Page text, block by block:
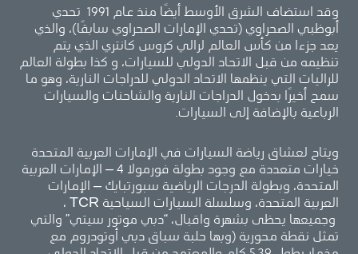
وقد استضاف الشرق الأوسط أيضًا منذ عام 1991 تحدي
أبوظبي الصحراوي (تحدي الإمارات الصحراوي سابقًا)، والذي
يعد جزءا من كأس العالم لرالي كروس كانتري الذي يتم
تنظيمه من قبل الاتحاد الدولي للسيارات، و كذا بطولة العالم
للراليات التي ينظمها الاتحاد الدولي للدراجات النارية، وهو ما
سمح أخيرًا بدخول الدراجات النارية والشاحنات والسيارات
الرباعية بالإضافة إلى السيارات.
ويتاح لعشاق رياضة السيارات في الإمارات العربية المتحدة
خيارات متعددة مع وجود بطولة فورمولا 4 – الإمارات العربية
المتحدة، وبطولة الدرجات الرياضية سبورتبايك – الإمارات
العربية المتحدة، وسلسلة السيارات السياحية TCR ،
وجميعها يحظى بشهرة واقبال، “دبي موتور سيتي” والتي
تمثل نقطة محورية (وبها حلبة سباق دبي أوتودروم مع